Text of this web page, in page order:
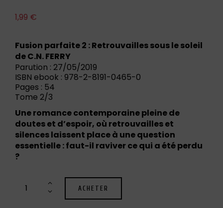
1,99 €
Fusion parfaite 2 : Retrouvailles sous le soleil
de C.N. FERRY
Parution : 27/05/2019
ISBN ebook : 978-2-8191-0465-0
Pages : 54
Tome 2/3
Une romance contemporaine pleine de
doutes et d’espoir, où retrouvailles et
silences laissent place à une question
essentielle : faut-il raviver ce qui a été perdu
?
ACHETER